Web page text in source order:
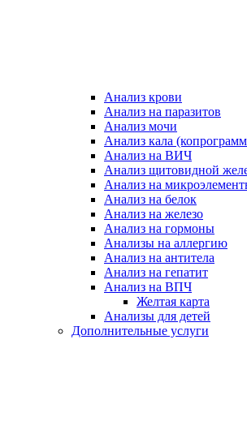
Анализ крови
Анализ на паразитов
Анализ мочи
Анализ кала
Анализ на ВИЧ
Анализ щитовидной
Анализ на
Анализ на белок
Анализ на железо
Анализ на гормоны
Анализы на аллергию
Анализ на антитела
Анализ на гепатит
Анализ на ВПЧ
Желтая карта
Анализы для детей
Дополнительные услуги